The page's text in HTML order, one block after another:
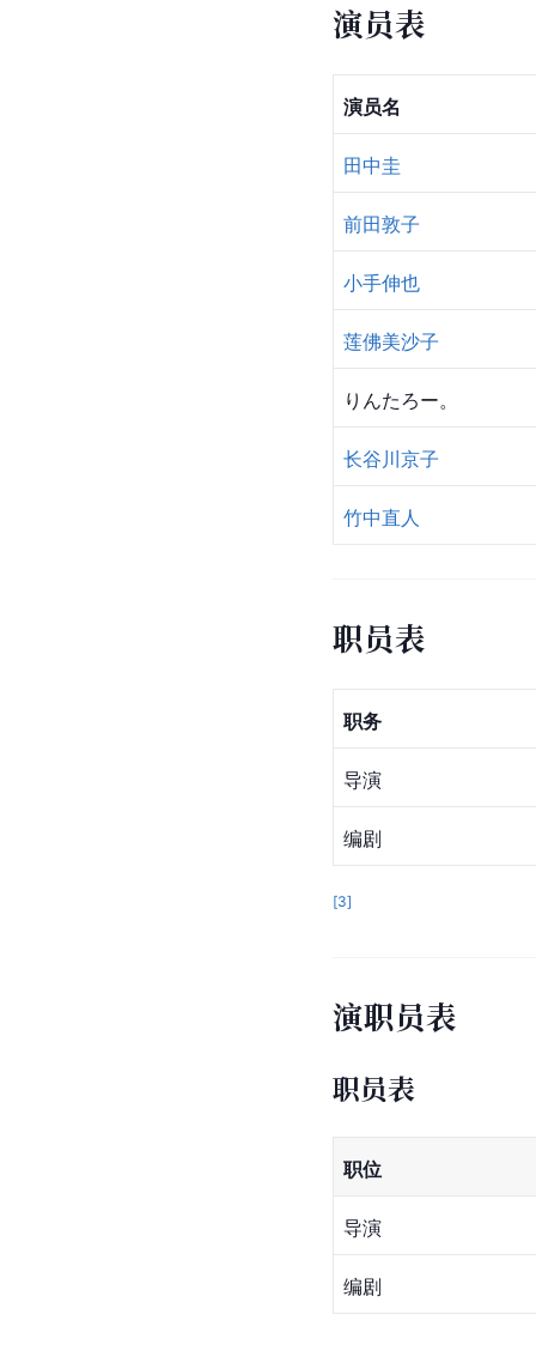
演员表
演员名
田中圭
前田敦子
小手伸也
莲佛美沙子
りんたろー。
长谷川京子
竹中直人
职员表
职务
导演
编剧
[3]
演职员表
职员表
职位
导演
编剧